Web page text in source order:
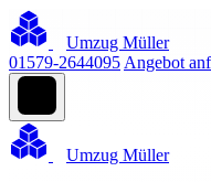
Umzug Müller
01579-2644095 Angebot
Umzug Müller